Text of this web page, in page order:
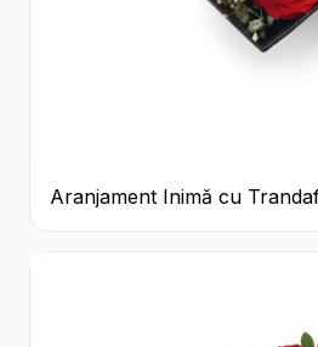
Aranjament Inimă cu
și Floarea Miresei